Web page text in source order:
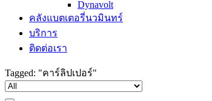
Dynavolt
คลังแบตเตอรี่นวมินทร์
บริการ
ติดต่อเรา
Tagged: "คาร์ลิปเปอร์"